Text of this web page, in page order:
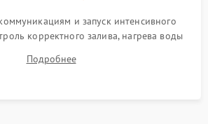
и запуск интенсивного
корректного залива, нагрева воды
отсутствия посторонних шумов,
и абсолютной сухости в поддоне.
Подробнее